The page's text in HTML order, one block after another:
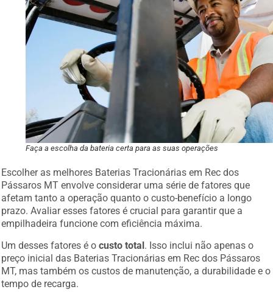
Faça a escolha da bateria certa para as suas operações
Escolher as melhores Baterias Tracionárias em Rec dos
Pássaros MT envolve considerar uma série de fatores que
afetam tanto a operação quanto o custo-benefício a longo
prazo. Avaliar esses fatores é crucial para garantir que a
empilhadeira funcione com eficiência máxima.
Um desses fatores é o
custo total . Isso inclui não apenas o
preço inicial das Baterias Tracionárias em Rec dos Pássaros
MT, mas também os custos de manutenção, a durabilidade e o
tempo de recarga.